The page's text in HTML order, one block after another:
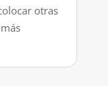
otras